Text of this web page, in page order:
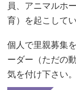
員、アニマルホ
育）を起こしてい
個人で里親募集
ーダー（ただの
気を付け下さい。